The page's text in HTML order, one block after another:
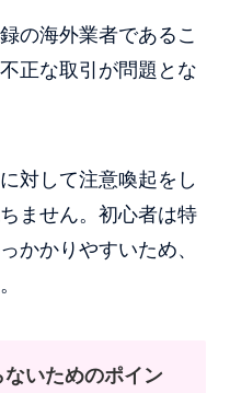
の海外業者であるこ
正な取引が問題とな
対して注意喚起をし
ません。初心者は特
かかりやすいため、
いためのポイン